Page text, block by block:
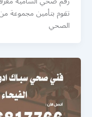
تقوم بتأمين مجموعة
الصحي